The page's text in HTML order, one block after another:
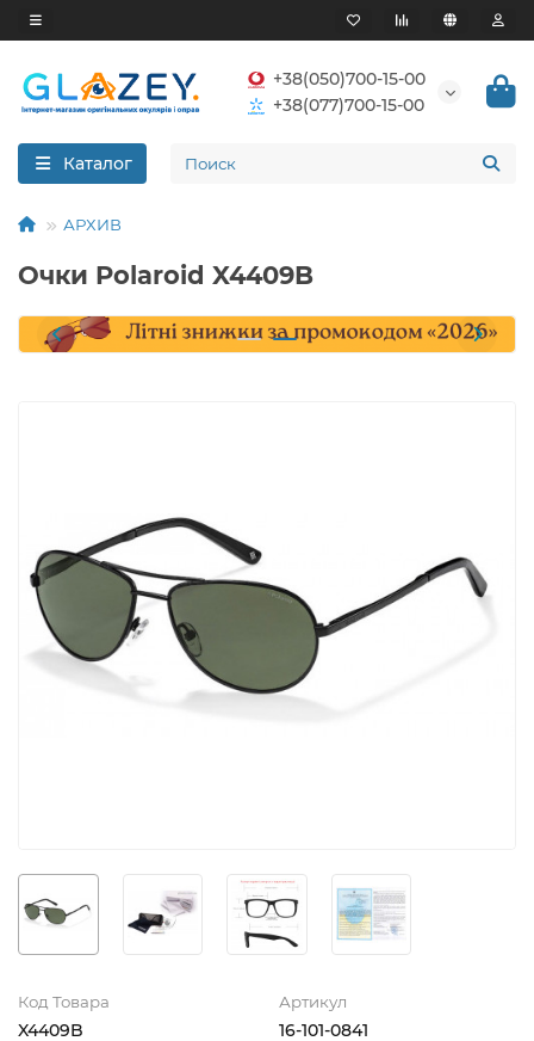
+38(050)700-15-00
+38(077)700-15-00
Каталог
АРХИВ
Очки Polaroid X4409B
Код Товара
X4409B
Артикул
16-101-0841